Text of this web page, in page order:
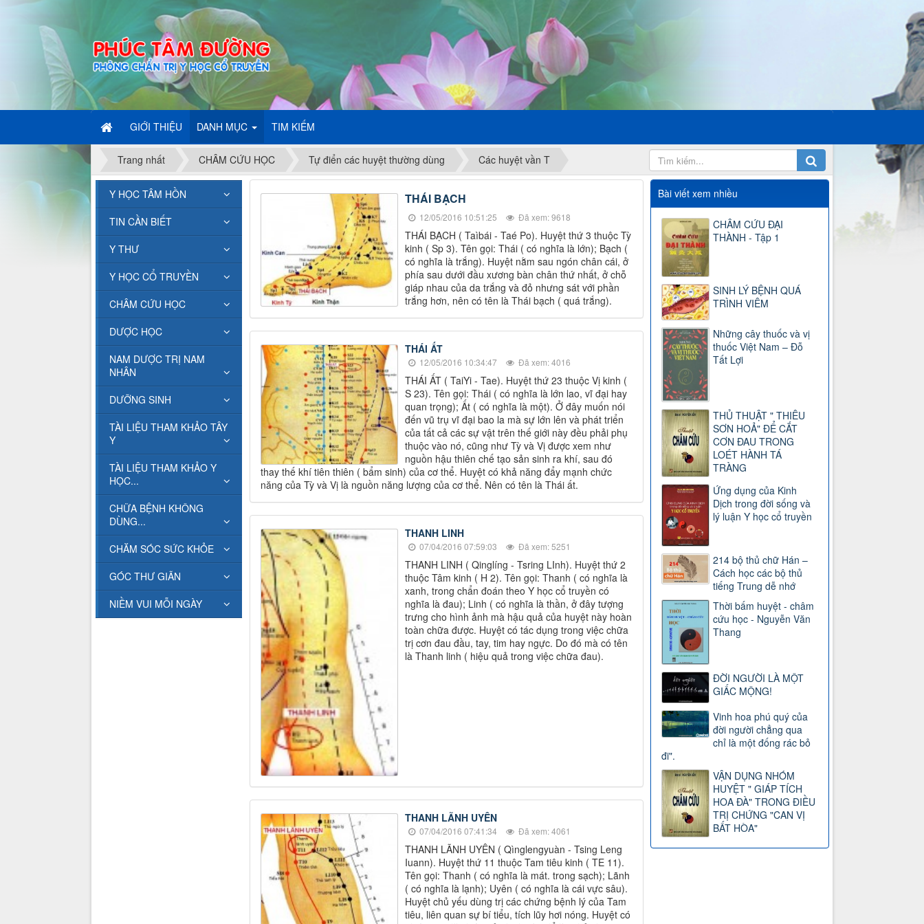
GIỚI THIỆU DANH MỤC TIM KIẾM
Trang nhất CHÂM CỨU HỌC Tự điển các huyệt thường dùng Các huyệt vần T
THÁI BẠCH
12/05/2016 10:51:25 Đã xem: 9618
THÁI BẠCH ( Taìbái - Taé Po). Huyệt thứ 3 thuộc Tỳ
kinh ( Sp 3). Tên gọi: Thái ( có nghĩa là lớn); Bạch (
có nghĩa là trắng). Huyệt nằm sau ngón chân cái, ở
phía sau dưới đầu xương bàn chân thứ nhất, ở chỗ
giáp nhau của da trắng và đỏ nhưng sát với phần
trắng hơn, nên có tên là Thái bạch ( quá trắng).
THÁI ẤT
12/05/2016 10:34:47 Đã xem: 4016
THÁI ẤT ( TaiYi - Tae). Huyệt thứ 23 thuộc Vị kinh (
S 23). Tên gọi: Thái ( có nghĩa là lớn lao, vĩ đại hay
quan trọng); Ất ( có nghĩa là một). Ở đây muốn nói
đến vũ trụ vĩ đại bao la mà sự lớn lên và phát triển
của tất cả các sự vật trên thế giới này đều phải phụ
thuộc vào nó, cũng như Tỳ và Vị được xem như
nguồn hậu thiên chế tạo sản sinh ra khí, sau đó
thay thế khí tiên thiên ( bẩm sinh) của cơ thể. Huyệt có khả năng đẩy mạnh chức
năng của Tỳ và Vị là nguồn năng lượng của cơ thể. Nên có tên là Thái ất.
THANH LINH
07/04/2016 07:59:03 Đã xem: 5251
THANH LINH ( Qinglíng - Tsring LInh). Huyệt thứ 2
thuộc Tâm kinh ( H 2). Tên gọi: Thanh ( có nghĩa là
xanh, trong chẩn đoán theo Y học cổ truyền có
nghĩa là đau); Linh ( có nghĩa là thần, ở đây tượng
trưng cho hình ảnh mà hậu quả của huyệt này hoàn
toàn chữa được. Huyệt có tác dụng trong việc chữa
trị cơn đau đầu, tay, tim hay ngực. Do đó mà có tên
là Thanh linh ( hiệu quả trong việc chữa đau).
THANH LÃNH UYÊN
07/04/2016 07:41:34 Đã xem: 4061
THANH LÃNH UYÊN ( Qìnglengyuàn - Tsing Leng
Iuann). Huyệt thứ 11 thuộc Tam tiêu kinh ( TE 11).
Tên gọi: Thanh ( có nghĩa là mát. trong sạch); Lãnh
( có nghĩa là lạnh); Uyên ( có nghĩa là cái vực sâu).
Huyệt chủ yếu dùng trị các chứng bệnh lý của Tam
tiêu, liên quan sự bí tiểu, tích lũy hơi nóng. Huyệt có
Bài viết xem nhiều
CHÂM CỨU ĐẠI
THÀNH - Tập 1
SINH LÝ BỆNH QUÁ
TRÌNH VIÊM
Những cây thuốc và vị
thuốc Việt Nam – Đỗ
Tất Lợi
THỦ THUẬT " THIÊU
SƠN HOẢ" ĐỂ CẮT
CƠN ĐAU TRONG
LOÉT HÀNH TÁ
TRÀNG
Ứng dụng của Kinh
Dịch trong đời sống và
lý luận Y học cổ truyền
214 bộ thủ chữ Hán –
Cách học các bộ thủ
tiếng Trung dễ nhớ
Thời bấm huyệt - châm
cứu học - Nguyễn Văn
Thang
ĐỜI NGƯỜI LÀ MỘT
GIẤC MỘNG!
Vinh hoa phú quý của
đời người chẳng qua
chỉ là một đống rác bỏ
đi".
VẬN DỤNG NHÓM
HUYỆT " GIÁP TÍCH
HOA ĐÀ" TRONG ĐIỀU
TRỊ CHỨNG "CAN VỊ
BẤT HÒA"
Y HỌC TÂM HỒN
TIN CẦN BIẾT
Y THƯ
Y HỌC CỔ TRUYỀN
CHÂM CỨU HỌC
DƯỢC HỌC
NAM DƯỢC TRỊ NAM
NHÂN
DƯỠNG SINH
TÀI LIỆU THAM KHẢO TÂY
Y
TÀI LIỆU THAM KHẢO Y
HỌC...
CHỮA BỆNH KHÔNG
DÙNG...
CHĂM SÓC SỨC KHỎE
GÓC THƯ GIÃN
NIỀM VUI MỖI NGÀY